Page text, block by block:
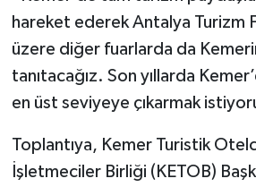
hareket ederek Antalya Turizm
üzere diğer fuarlarda da
tanıtacağız. Son yıllarda
en üst seviyeye çıkarmak
Toplantıya, Kemer Turistik
İşletmeciler Birliği (KETOB)